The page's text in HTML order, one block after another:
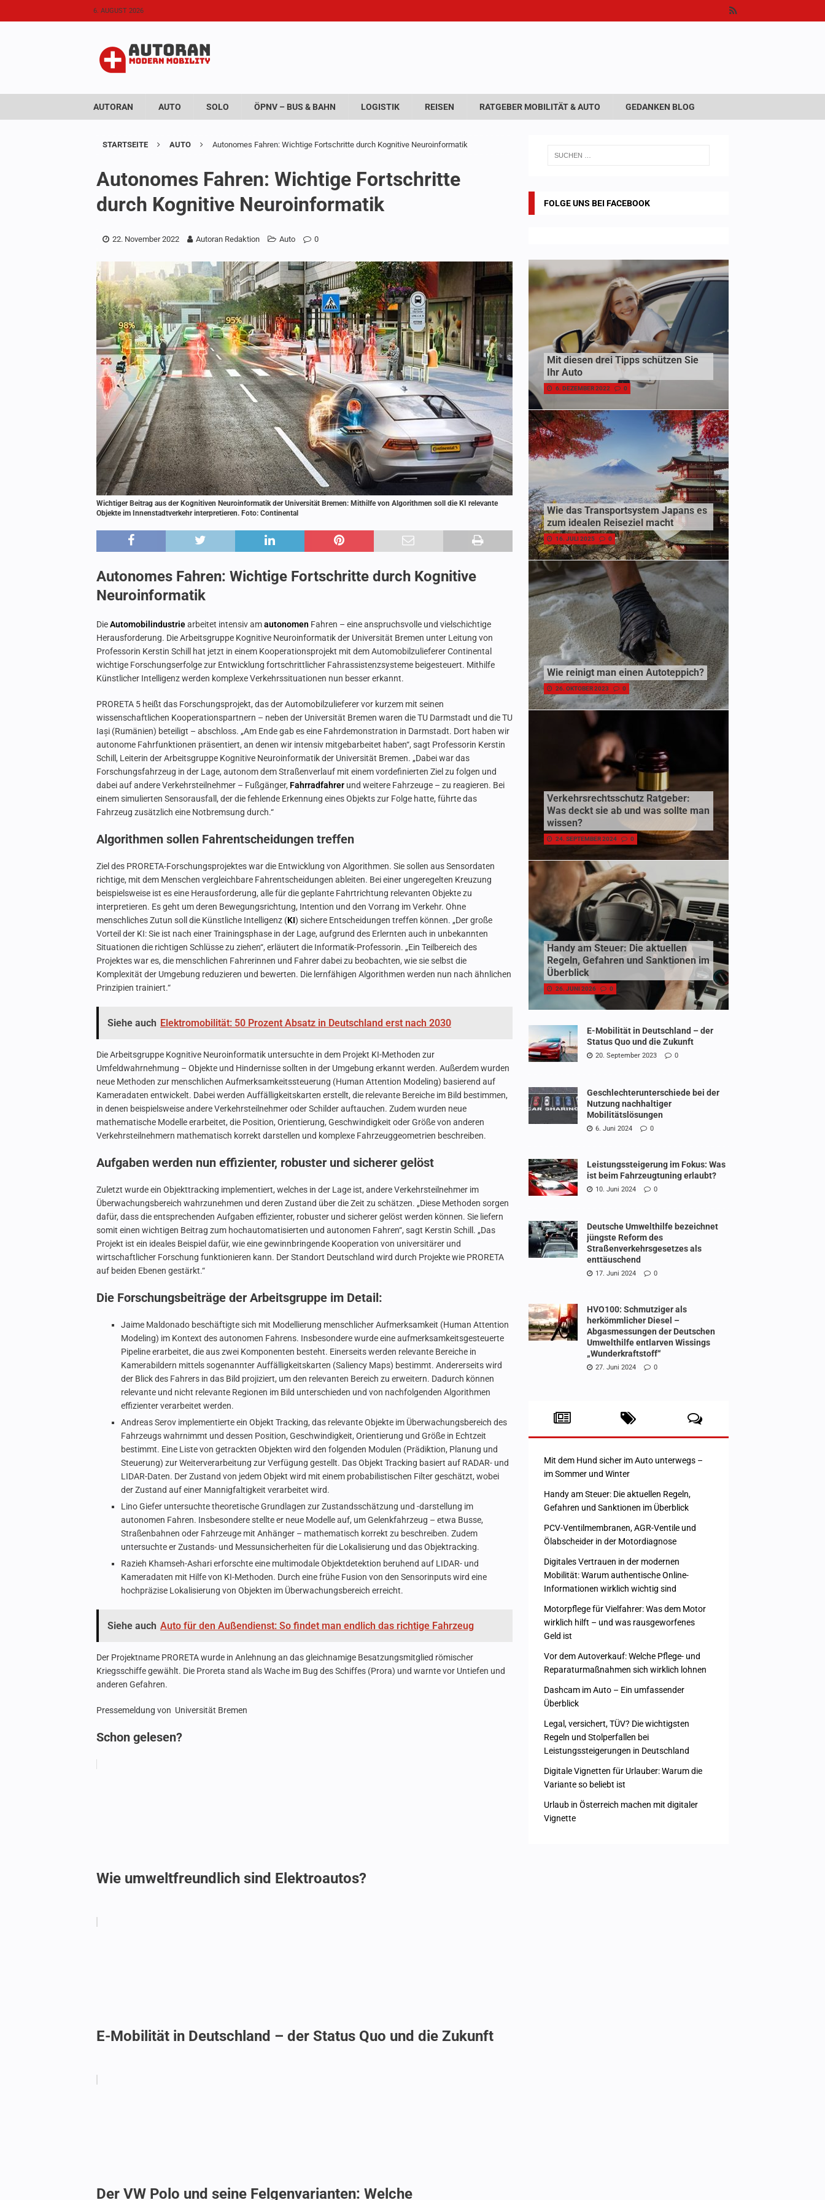
6. AUGUST 2026
AUTORAN AUTO SOLO ÖPNV – BUS & BAHN LOGISTIK REISEN RATGEBER MOBILITÄT & AUTO GEDANKEN BLOG
STARTSEITE AUTO Autonomes Fahren: Wichtige Fortschritte durch Kognitive Neuroinformatik
Autonomes Fahren: Wichtige Fortschritte
durch Kognitive Neuroinformatik
22. November 2022 Autoran Redaktion Auto 0
Wichtiger Beitrag aus der Kognitiven Neuroinformatik der Universität Bremen: Mithilfe von Algorithmen soll die KI relevante
Objekte im Innenstadtverkehr interpretieren. Foto: Continental
Autonomes Fahren: Wichtige Fortschritte durch Kognitive
Neuroinformatik
DieAutomobilindustriearbeitet intensiv amautonomen Fahren – eine anspruchsvolle und vielschichtige
Herausforderung. Die Arbeitsgruppe Kognitive Neuroinformatik der Universität Bremen unter Leitung von
Professorin Kerstin Schill hat jetzt in einem Kooperationsprojekt mit dem Automobilzulieferer Continental
wichtige Forschungserfolge zur Entwicklung fortschrittlicher Fahrassistenzsysteme beigesteuert. Mithilfe
Künstlicher Intelligenz werden komplexe Verkehrssituationen nun besser erkannt.
PRORETA 5 heißt das Forschungsprojekt, das der Automobilzulieferer vor kurzem mit seinen
wissenschaftlichen Kooperationspartnern – neben der Universität Bremen waren die TU Darmstadt und die TU
Iași (Rumänien) beteiligt – abschloss. „Am Ende gab es eine Fahrdemonstration in Darmstadt. Dort haben wir
autonome Fahrfunktionen präsentiert, an denen wir intensiv mitgebarbeitet haben“, sagt Professorin Kerstin
Schill, Leiterin der Arbeitsgruppe Kognitive Neuroinformatik der Universität Bremen. „Dabei war das
Forschungsfahrzeug in der Lage, autonom dem Straßenverlauf mit einem vordefinierten Ziel zu folgen und
dabei auf andere Verkehrsteilnehmer – Fußgänger, Fahrradfahrer und weitere Fahrzeuge – zu reagieren. Bei
einem simulierten Sensorausfall, der die fehlende Erkennung eines Objekts zur Folge hatte, führte das
Fahrzeug zusätzlich eine Notbremsung durch.“
Algorithmen sollen Fahrentscheidungen treffen
Ziel des PRORETA-Forschungsprojektes war die Entwicklung von Algorithmen. Sie sollen aus Sensordaten
richtige, mit dem Menschen vergleichbare Fahrentscheidungen ableiten. Bei einer ungeregelten Kreuzung
beispielsweise ist es eine Herausforderung, alle für die geplante Fahrtrichtung relevanten Objekte zu
interpretieren. Es geht um deren Bewegungsrichtung, Intention und den Vorrang im Verkehr. Ohne
menschliches Zutun soll die Künstliche Intelligenz (KI) sichere Entscheidungen treffen können. „Der große
Vorteil der KI: Sie ist nach einer Trainingsphase in der Lage, aufgrund des Erlernten auch in unbekannten
Situationen die richtigen Schlüsse zu ziehen“, erläutert die Informatik-Professorin. „Ein Teilbereich des
Projektes war es, die menschlichen Fahrerinnen und Fahrer dabei zu beobachten, wie sie selbst die
Komplexität der Umgebung reduzieren und bewerten. Die lernfähigen Algorithmen werden nun nach ähnlichen
Prinzipien trainiert.“
Siehe auch Elektromobilität: 50 Prozent Absatz in Deutschland erst nach 2030
Die Arbeitsgruppe Kognitive Neuroinformatik untersuchte in dem Projekt KI-Methoden zur
Umfeldwahrnehmung – Objekte und Hindernisse sollten in der Umgebung erkannt werden. Außerdem wurden
neue Methoden zur menschlichen Aufmerksamkeitssteuerung (Human Attention Modeling) basierend auf
Kameradaten entwickelt. Dabei werden Auffälligkeitskarten erstellt, die relevante Bereiche im Bild bestimmen,
in denen beispielsweise andere Verkehrsteilnehmer oder Schilder auftauchen. Zudem wurden neue
mathematische Modelle erarbeitet, die Position, Orientierung, Geschwindigkeit oder Größe von anderen
Verkehrsteilnehmern mathematisch korrekt darstellen und komplexe Fahrzeuggeometrien beschreiben.
Aufgaben werden nun effizienter, robuster und sicherer gelöst
Zuletzt wurde ein Objekttracking implementiert, welches in der Lage ist, andere Verkehrsteilnehmer im
Überwachungsbereich wahrzunehmen und deren Zustand über die Zeit zu schätzen. „Diese Methoden sorgen
dafür, dass die entsprechenden Aufgaben effizienter, robuster und sicherer gelöst werden können. Sie liefern
somit einen wichtigen Beitrag zum hochautomatisierten und autonomen Fahren“, sagt Kerstin Schill. „Das
Projekt ist ein ideales Beispiel dafür, wie eine gewinnbringende Kooperation von universitärer und
wirtschaftlicher Forschung funktionieren kann. Der Standort Deutschland wird durch Projekte wie PRORETA
auf beiden Ebenen gestärkt.“
Die Forschungsbeiträge der Arbeitsgruppe im Detail:
Jaime Maldonado beschäftigte sich mit Modellierung menschlicher Aufmerksamkeit (Human Attention
Modeling) im Kontext des autonomen Fahrens. Insbesondere wurde eine aufmerksamkeitsgesteuerte
Pipeline erarbeitet, die aus zwei Komponenten besteht. Einerseits werden relevante Bereiche in
Kamerabildern mittels sogenannter Auffälligkeitskarten (Saliency Maps) bestimmt. Andererseits wird
der Blick des Fahrers in das Bild projiziert, um den relevanten Bereich zu erweitern. Dadurch können
relevante und nicht relevante Regionen im Bild unterschieden und von nachfolgenden Algorithmen
effizienter verarbeitet werden.
Andreas Serov implementierte ein Objekt Tracking, das relevante Objekte im Überwachungsbereich des
Fahrzeugs wahrnimmt und dessen Position, Geschwindigkeit, Orientierung und Größe in Echtzeit
bestimmt. Eine Liste von getrackten Objekten wird den folgenden Modulen (Prädiktion, Planung und
Steuerung) zur Weiterverarbeitung zur Verfügung gestellt. Das Objekt Tracking basiert auf RADAR- und
LIDAR-Daten. Der Zustand von jedem Objekt wird mit einem probabilistischen Filter geschätzt, wobei
der Zustand auf einer Mannigfaltigkeit verarbeitet wird.
Lino Giefer untersuchte theoretische Grundlagen zur Zustandsschätzung und -darstellung im
autonomen Fahren. Insbesondere stellte er neue Modelle auf, um Gelenkfahrzeug – etwa Busse,
Straßenbahnen oder Fahrzeuge mit Anhänger – mathematisch korrekt zu beschreiben. Zudem
untersuchte er Zustands- und Messunsicherheiten für die Lokalisierung und das Objektracking.
Razieh Khamseh-Ashari erforschte eine multimodale Objektdetektion beruhend auf LIDAR- und
Kameradaten mit Hilfe von KI-Methoden. Durch eine frühe Fusion von den Sensorinputs wird eine
hochpräzise Lokalisierung von Objekten im Überwachungsbereich erreicht.
Siehe auch Auto für den Außendienst: So findet man endlich das richtige Fahrzeug
Der Projektname PRORETA wurde in Anlehnung an das gleichnamige Besatzungsmitglied römischer
Kriegsschiffe gewählt. Die Proreta stand als Wache im Bug des Schiffes (Prora) und warnte vor Untiefen und
anderen Gefahren.
Pressemeldung von Universität Bremen
Schon gelesen?
Wie umweltfreundlich sind Elektroautos?
E-Mobilität in Deutschland – der Status Quo und die Zukunft
Der VW Polo und seine Felgenvarianten: Welche
FOLGE UNS BEI FACEBOOK
Mit diesen drei Tipps schützen Sie
Ihr Auto
6. DEZEMBER 2022 0
Wie das Transportsystem Japans es
zum idealen Reiseziel macht
16. JULI 2025 0
Wie reinigt man einen Autoteppich?
26. OKTOBER 2023 0
Verkehrsrechtsschutz Ratgeber:
Was deckt sie ab und was sollte man
wissen?
24. SEPTEMBER 2024 0
Handy am Steuer: Die aktuellen
Regeln, Gefahren und Sanktionen im
Überblick
26. JUNI 2026 0
E-Mobilität in Deutschland – der
Status Quo und die Zukunft
20. September 2023 0
Geschlechterunterschiede bei der
Nutzung nachhaltiger
Mobilitätslösungen
6. Juni 2024 0
Leistungssteigerung im Fokus: Was
ist beim Fahrzeugtuning erlaubt?
10. Juni 2024 0
Deutsche Umwelthilfe bezeichnet
jüngste Reform des
Straßenverkehrsgesetzes als
enttäuschend
17. Juni 2024 0
HVO100: Schmutziger als
herkömmlicher Diesel –
Abgasmessungen der Deutschen
Umwelthilfe entlarven Wissings
„Wunderkraftstoff“
27. Juni 2024 0
Mit dem Hund sicher im Auto unterwegs –
im Sommer und Winter
Handy am Steuer: Die aktuellen Regeln,
Gefahren und Sanktionen im Überblick
PCV-Ventilmembranen, AGR-Ventile und
Ölabscheider in der Motordiagnose
Digitales Vertrauen in der modernen
Mobilität: Warum authentische Online-
Informationen wirklich wichtig sind
Motorpflege für Vielfahrer: Was dem Motor
wirklich hilft – und was rausgeworfenes
Geld ist
Vor dem Autoverkauf: Welche Pflege- und
Reparaturmaßnahmen sich wirklich lohnen
Dashcam im Auto – Ein umfassender
Überblick
Legal, versichert, TÜV? Die wichtigsten
Regeln und Stolperfallen bei
Leistungssteigerungen in Deutschland
Digitale Vignetten für Urlauber: Warum die
Variante so beliebt ist
Urlaub in Österreich machen mit digitaler
Vignette